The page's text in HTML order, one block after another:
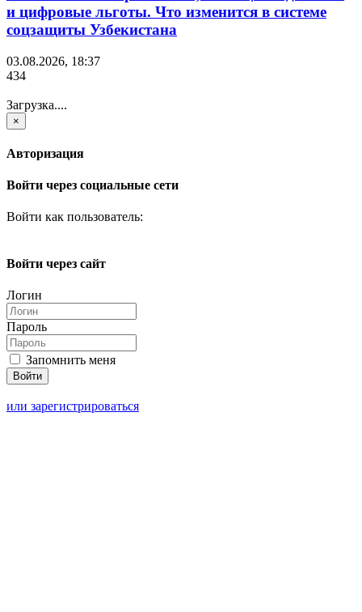
и цифровые льготы. Что изменится в системе
соцзащиты Узбекистана
03.08.2026, 18:37
434
Загрузка....
×
Авторизация
Войти через социальные сети
Войти как пользователь:
Войти через сайт
Логин
Пароль
Запомнить меня
или зарегистрироваться